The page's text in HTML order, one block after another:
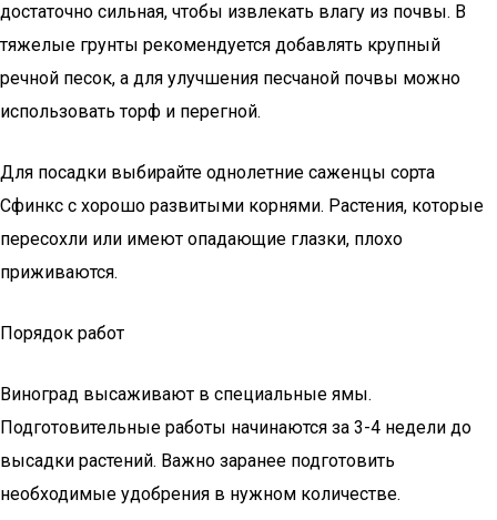
достаточно сильная, чтобы извлекать влагу из почвы. В
тяжелые грунты рекомендуется добавлять крупный
речной песок, а для улучшения песчаной почвы можно
использовать торф и перегной.
Для посадки выбирайте однолетние саженцы сорта
Сфинкс с хорошо развитыми корнями. Растения, которые
пересохли или имеют опадающие глазки, плохо
приживаются.
Порядок работ
Виноград высаживают в специальные ямы.
Подготовительные работы начинаются за 3-4 недели до
высадки растений. Важно заранее подготовить
необходимые удобрения в нужном количестве.